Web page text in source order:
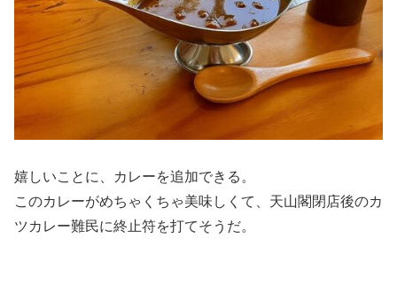
嬉しいことに、カレーを追加できる。
このカレーがめちゃくちゃ美味しくて、天山閣閉店後のカ
ツカレー難民に終止符を打てそうだ。